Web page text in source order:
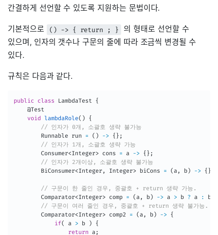
간결하게 선언할 수 있도록 지원하는 문법이다.
기본적으로 () -> { return ; }
의 형태로 선언할 수
있으며, 인자의 갯수나 구문의 줄에 따라 조금씩 변경될 수
있다.
규칙은 다음과 같다.
public class LambdaTest
{
@Test
void
lambdaRole( )
{
// 인자가 0개, 소괄호 생략 불가능
Runnable run = ( ) -> { } ;
// 인자가 1개, 소괄호 생략 가능
Consumer<Integer> cons = a -> { } ;
// 인자가 2개이상, 소괄호 생략 불가능
BiConsumer<Integer, Integer> biCons = (a , b ) -> { }
// 구문이 한 줄인 경우, 중괄호 + return 생략 가능.
Comparator<Integer> comp = (a , b ) -> a > b ? a : b
// 구문이 여러 줄인 경우, 중괄호 + return 생략 불가능.
Comparator<Integer> comp2 = (a , b ) -> {
if( a > b )
{
return a ;